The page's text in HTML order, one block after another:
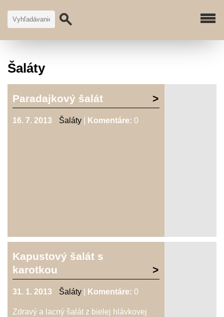
Šaláty
Paradajkový šalát
16. 7. 2013 Šaláty Komentáre: 0
Kapustový šalát s
karotkou
31. 1. 2013 Šaláty Komentáre: 0
Zdravý a lacný šalát z bielej hlávkovej